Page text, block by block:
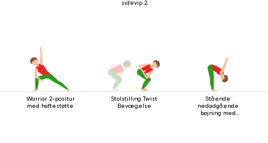
sidevip 2
Warrior 2-positur
med hoftestøtte
Stolstilling Twist
Bevægelse
Stående
nedadgående
bøjning med